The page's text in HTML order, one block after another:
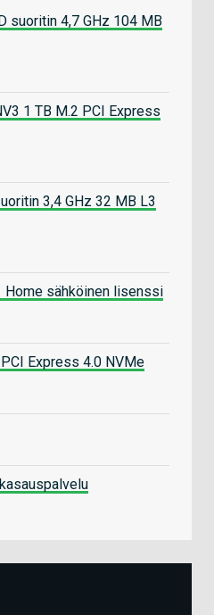
suoritin 4,7 GHz 104 MB
1 TB M.2 PCI Express
3,4 GHz 32 MB L3
sähköinen lisenssi
Express 4.0 NVMe